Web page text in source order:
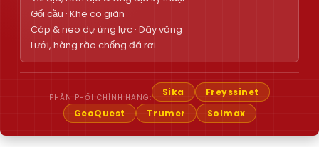
Gối cầu · Khe co giãn
Cáp & neo dự ứng lực · Dây văng
Lưới, hàng rào chống đá rơi
PHÂN PHỐI CHÍNH HÃNG: Sika
Freyssinet
GeoQuest
Trumer Solmax